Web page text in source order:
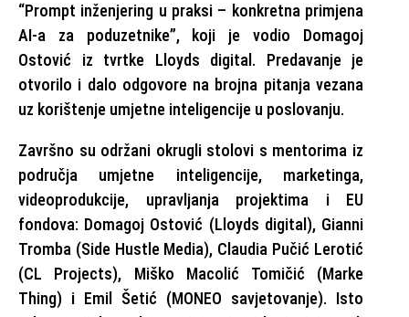
“Prompt inženjering u praksi – konkretna primjena
AI-a za poduzetnike”, koji je vodio Domagoj
Ostović iz tvrtke Lloyds digital. Predavanje je
otvorilo i dalo odgovore na brojna pitanja vezana
uz korištenje umjetne inteligencije u poslovanju.
Završno su održani okrugli stolovi s mentorima iz
područja umjetne inteligencije, marketinga,
videoprodukcije, upravljanja projektima i EU
fondova: Domagoj Ostović (Lloyds digital), Gianni
Tromba (Side Hustle Media), Claudia Pučić Lerotić
(CL Projects), Miško Macolić Tomičić (Marke
Thing) i Emil Šetić (MONEO savjetovanje). Isto